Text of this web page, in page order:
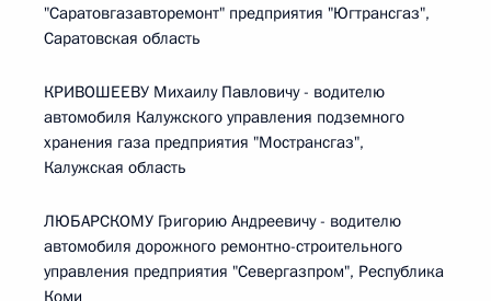
"Саратовгазавторемонт" предприятия "Югтрансгаз",
Саратовская область
КРИВОШЕЕВУ Михаилу Павловичу - водителю
автомобиля Калужского управления подземного
хранения газа предприятия "Мострансгаз",
Калужская область
ЛЮБАРСКОМУ Григорию Андреевичу - водителю
автомобиля дорожного ремонтно-строительного
управления предприятия "Севергазпром", Республика
Коми